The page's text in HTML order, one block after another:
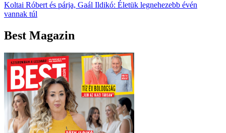
Koltai Róbert és párja, Gaál Ildikó: Életük legnehezebb évén
vannak túl
Best Magazin